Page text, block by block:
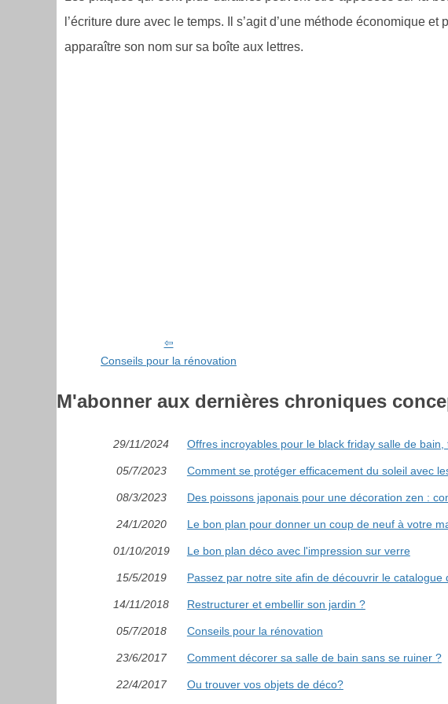
l’écriture dure avec le temps. Il s’agit d’une méthode économique
apparaître son nom sur sa boîte aux lettres.
Conseils pour la rénovation
M'abonner aux dernières chroniques
29/11/2024 Offres incroyables pour le black friday salle de bain,
05/7/2023 Comment se protéger efficacement du soleil avec
08/3/2023 Des poissons japonais pour une décoration zen :
24/1/2020 Le bon plan pour donner un coup de neuf à votre
01/10/2019 Le bon plan déco avec l'impression sur verre
15/5/2019 Passez par notre site afin de découvrir le catalogue
14/11/2018 Restructurer et embellir son jardin ?
05/7/2018 Conseils pour la rénovation
23/6/2017 Comment décorer sa salle de bain sans se ruiner ?
22/4/2017 Ou trouver vos objets de déco?